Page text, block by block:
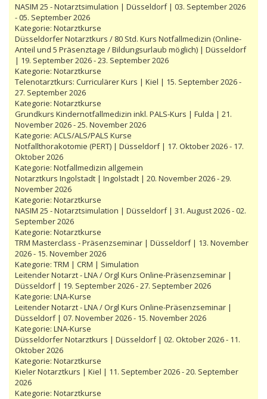
NASIM 25 - Notarztsimulation | Düsseldorf | 03. September 2026
- 05. September 2026
Kategorie: Notarztkurse
Düsseldorfer Notarztkurs / 80 Std. Kurs Notfallmedizin (Online-
Anteil und 5 Präsenztage / Bildungsurlaub möglich) | Düsseldorf
| 19. September 2026 - 23. September 2026
Kategorie: Notarztkurse
Telenotarztkurs: Curriculärer Kurs | Kiel | 15. September 2026 -
27. September 2026
Kategorie: Notarztkurse
Grundkurs Kindernotfallmedizin inkl. PALS-Kurs | Fulda | 21.
November 2026 - 25. November 2026
Kategorie: ACLS/ALS/PALS Kurse
Notfallthorakotomie (PERT) | Düsseldorf | 17. Oktober 2026 - 17.
Oktober 2026
Kategorie: Notfallmedizin allgemein
Notarztkurs Ingolstadt | Ingolstadt | 20. November 2026 - 29.
November 2026
Kategorie: Notarztkurse
NASIM 25 - Notarztsimulation | Düsseldorf | 31. August 2026 - 02.
September 2026
Kategorie: Notarztkurse
TRM Masterclass - Präsenzseminar | Düsseldorf | 13. November
2026 - 15. November 2026
Kategorie: TRM | CRM | Simulation
Leitender Notarzt - LNA / Orgl Kurs Online-Präsenzseminar |
Düsseldorf | 19. September 2026 - 27. September 2026
Kategorie: LNA-Kurse
Leitender Notarzt - LNA / Orgl Kurs Online-Präsenzseminar |
Düsseldorf | 07. November 2026 - 15. November 2026
Kategorie: LNA-Kurse
Düsseldorfer Notarztkurs | Düsseldorf | 02. Oktober 2026 - 11.
Oktober 2026
Kategorie: Notarztkurse
Kieler Notarztkurs | Kiel | 11. September 2026 - 20. September
2026
Kategorie: Notarztkurse